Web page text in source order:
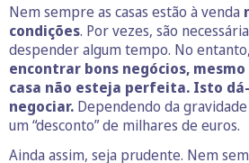
Nem sempre as casas estão à venda
condições. Por vezes, são
despender algum tempo. No entanto,
encontrar bons negócios, mesmo
casa não esteja perfeita. Isto
negociar. Dependendo da
um “desconto” de milhares de euros.
Ainda assim, seja prudente. Nem